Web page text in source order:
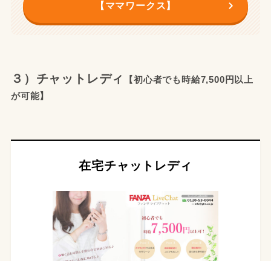
【ママワークス】
３）チャットレディ
【初心者でも時給7,500円以上
が可能】
在宅チャットレディ